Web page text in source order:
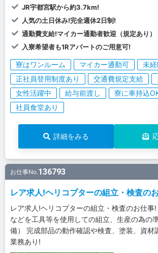
JR宇都宮駅から約3.7km!
人気の土日休み!完全週休2日制!
通勤費支給!マイカー通勤者歓迎（規定あり）
入寮希望者も1Rアパートのご用意可!
寮はワンルーム マイカー通勤可
未
正社員登用制度あり
交通費規定支給
女性活躍中
給与前渡し
寮に車持込
社員食堂あり
詳細をみる
お仕事No.136793
レア求人!ヘリコプターの組立・検査の
レア求人!ヘリコプターの組立・検査のお仕事
などを工具等を使用しての組立、生産の為の
備） 完成部品の動作確認や検査、塗装、資材
業務あり!